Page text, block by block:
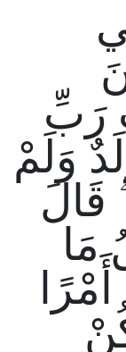
رَبِّ
وَلَمْ
مَا